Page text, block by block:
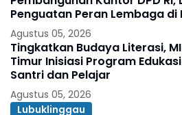
Penguatan Peran Lembaga di
Agustus 05, 2026
Tingkatkan Budaya Literasi,
Timur Inisiasi Program
Santri dan Pelajar
Agustus 05, 2026
Lubuklinggau